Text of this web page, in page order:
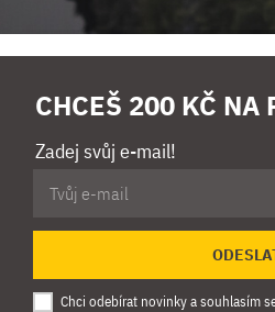
CHCEŠ 200 KČ NA
Zadej svůj e-mail!
Chci odebírat novinky a souhlasím